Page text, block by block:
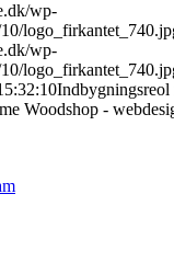
wp-
wp-
Indbygningsreol
Woodshop -